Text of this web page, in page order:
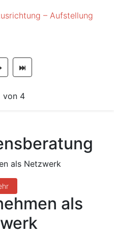
– Aufstellung
von 4
als Netzwerk
als